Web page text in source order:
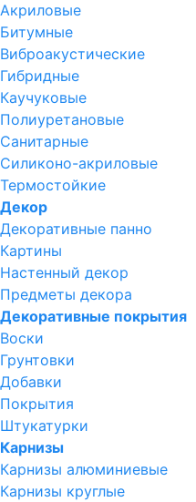
Акриловые
Битумные
Виброакустические
Гибридные
Каучуковые
Полиуретановые
Санитарные
Силиконо-акриловые
Термостойкие
Декор
Декоративные панно
Картины
Настенный декор
Предметы декора
Декоративные покрытия
Воски
Грунтовки
Добавки
Покрытия
Штукатурки
Карнизы
Карнизы алюминиевые
Карнизы круглые